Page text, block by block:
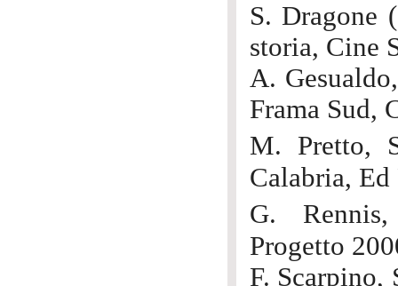
S. Dragone
storia, Cine
A.
Frama Sud,
M. Pretto,
Calabria,
G.
Progetto
F. Scarpino,